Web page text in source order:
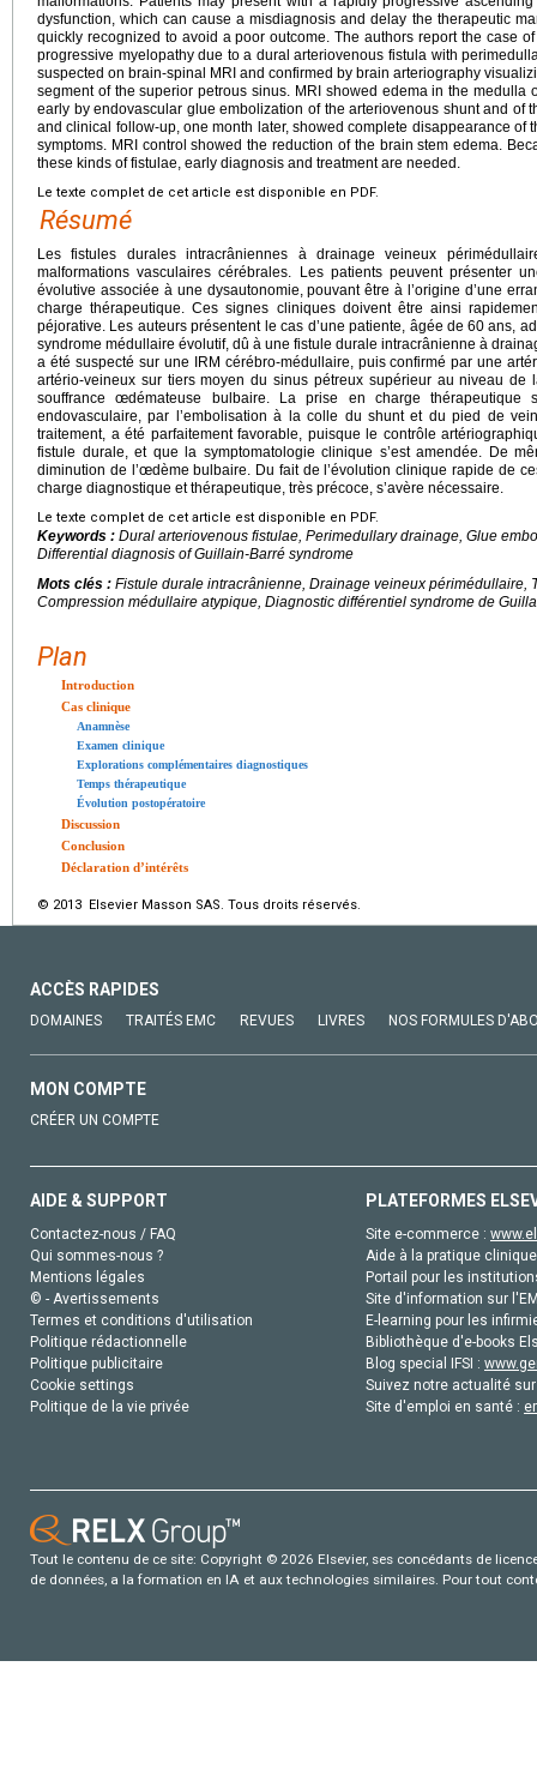
dysfunction, which can cause a misdiagnosis and delay the therapeutic
quickly recognized to avoid a poor outcome. The authors report the case
progressive myelopathy due to a dural arteriovenous fistula with
suspected on brain-spinal MRI and confirmed by brain arteriography
segment of the superior petrous sinus. MRI showed edema in the medulla
early by endovascular glue embolization of the arteriovenous shunt and of
and clinical follow-up, one month later, showed complete disappearance of
symptoms. MRI control showed the reduction of the brain stem edema.
these kinds of fistulae, early diagnosis and treatment are needed.
Le texte complet de cet article est disponible en PDF.
Résumé
Les fistules durales intracrâniennes à drainage veineux
malformations vasculaires cérébrales. Les patients peuvent présenter
évolutive associée à une dysautonomie, pouvant être à l’origine d’une
charge thérapeutique. Ces signes cliniques doivent être ainsi
péjorative. Les auteurs présentent le cas d’une patiente, âgée de 60 ans,
syndrome médullaire évolutif, dû à une fistule durale intracrânienne à
a été suspecté sur une IRM cérébro-médullaire, puis confirmé par une
artério-veineux sur tiers moyen du sinus pétreux supérieur au niveau de
souffrance œdémateuse bulbaire. La prise en charge thérapeutique
endovasculaire, par l’embolisation à la colle du shunt et du pied de
traitement, a été parfaitement favorable, puisque le contrôle
fistule durale, et que la symptomatologie clinique s’est amendée. De
diminution de l’œdème bulbaire. Du fait de l’évolution clinique rapide de
charge diagnostique et thérapeutique, très précoce, s’avère nécessaire.
Le texte complet de cet article est disponible en PDF.
Keywords : Dural arteriovenous fistulae, Perimedullary drainage, Glue
Differential diagnosis of Guillain-Barré syndrome
Mots clés : Fistule durale intracrânienne, Drainage veineux périmédullaire,
Compression médullaire atypique, Diagnostic différentiel syndrome de
Plan
Introduction
Cas clinique
Anamnèse
Examen clinique
Explorations complémentaires diagnostiques
Temps thérapeutique
Évolution postopératoire
Discussion
Conclusion
Déclaration d’intérêts
© 2013 Elsevier Masson SAS. Tous droits réservés.
ACCÈS RAPIDES
DOMAINES TRAITÉS EMC REVUES LIVRES NOS FORMULES
MON COMPTE
CRÉER UN COMPTE
AIDE & SUPPORT
Contactez-nous / FAQ
Qui sommes-nous ?
Mentions légales
© - Avertissements
Termes et conditions d'utilisation
Politique rédactionnelle
Politique publicitaire
Cookie settings
Politique de la vie privée
PLATEFORMES
Site e-commerce :
Aide à la pratique
Portail pour les
Site d'information sur
E-learning pour les
Bibliothèque d'e-books
Blog special IFSI :
Suivez notre actualité
Site d'emploi en santé :
Tout le contenu de ce site: Copyright © 2026 Elsevier, ses concédants de
de données, a la formation en IA et aux technologies similaires. Pour tout